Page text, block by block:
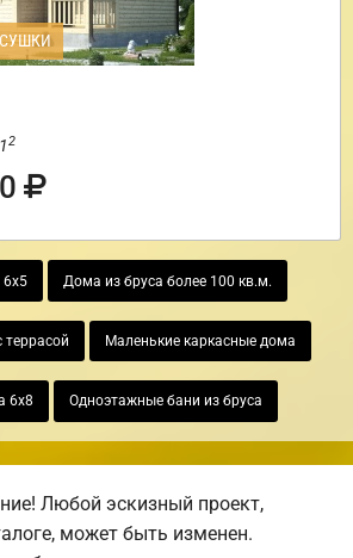
2
6х5 Дома из бруса более 100 кв.м.
террасой Маленькие каркасные дома
6х8 Одноэтажные бани из бруса
Любой эскизный проект,
может быть изменен.